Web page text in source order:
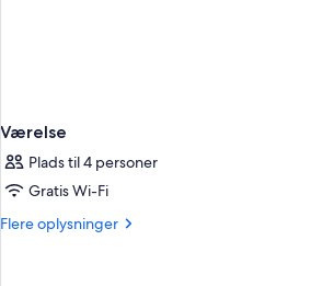
Værelse
Plads til 4 personer
Gratis Wi-Fi
Flere oplysninger
Flere